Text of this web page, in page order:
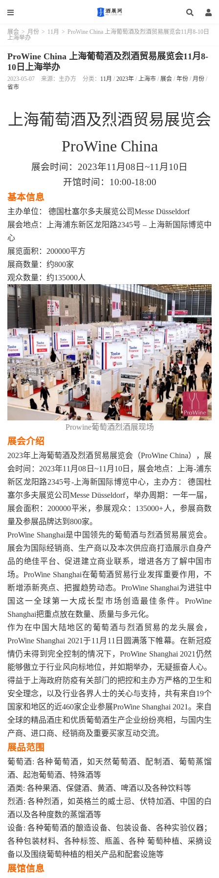
展会 > 月份 > 11月 > ProWine China 上海葡萄酒及烈酒贸易展览会11月8-10日
上海举办
ProWine China 上海葡萄酒及烈酒贸易展览会11月8-
10日上海举办
2023-05-07 来源：主办方 分类： 11月 / 2023年 / 上海市 / 展会 / 年份 / 月份 /
省市
上海葡萄酒及烈酒贸易展览会
ProWine China
展会时间：2023年11月08日~11月10日
开馆时间：10:00-18:00
基本信息
主办单位： 德国杜塞尔多夫展览公司Messe Düsseldorf
展会地点：上海浦东新区龙阳路2345号 – 上海新国际博览中
心
展览面积：200000平方
展商数量：约800家
观众数量：约135000人
Prowine葡萄酒烈酒展现场
展会介绍
2023年上海葡萄酒及烈酒贸易展览会（ProWine China），展
会时间：2023年11月08日~11月10日，展会地点：上海-浦东
新区龙阳路2345号-上海新国际博览中心，主办方： 德国杜
塞尔多夫展览公司Messe Düsseldorf，举办周期：一年一届，
展会面积：200000平米，参展观众：135000+人，参展商数
量及参展品牌达到800家。
ProWine Shanghai是中国领先的葡萄酒与烈酒贸易展览会。
展会为国际经销商、生产商以及本次供应商打造展示自身产
品的绝佳平台、促进建立商业联系，增进各方了解中国市
场。ProWine Shanghai在葡萄酒贸易行业发挥重要作用，不
断增添新亮点、把握趋势动态。ProWine Shanghai为进驻中
国这一全球第一大成长型市场创造最佳条件。ProWine
Shanghai把重点放在数量、质量与多元化。
作为在中国大陆地区的葡萄酒与烈酒贸易的龙头展会，
ProWine Shanghai 2021于11月11日圆满落下帷幕。在新冠疫
情仍未得到完全控制的情况下，ProWine Shanghai 2021仍然
能够傲立于行业风向标地位，并如期举办，无疑振奋人心。
得益于上海政府防疫有关部门的把控和主办方严格的卫生和
安全理念，以及行业各界人士的关心与支持，共有来自19个
国家和地区的近460家企业参展ProWine Shanghai 2021。来自
全球的精品酒庄和优质葡萄酒生产企业纷纷亮相，与国内生
产商、进口商、经销商及重要买家互动交流。
展品范围
葡萄酒: 各种葡萄酒，如天然葡萄酒、配制酒、葡萄蒸馏
酒、起泡葡萄酒、特殊酒等
酒类: 各种果酒、保健酒、黄酒、啤酒以及各种饮料等
烈酒: 各种烈酒，如英格兰的威士忌、伏特加酒、中国的白
酒以及各种度数的蒸馏酒等
设备: 各种葡萄酒的酿造设备、包装设备、各种实验仪器；
各种包装材料、各种标签、瓶盖、各种 葡萄种植、采摘设
备以及围绕葡萄种植的相关产品和配套设施等
展馆信息